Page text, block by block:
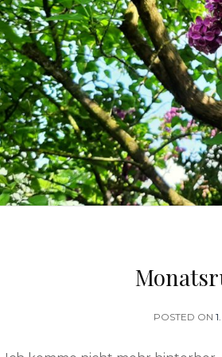
POSTED ON